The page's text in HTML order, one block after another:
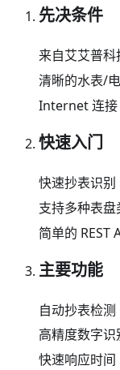
先决条件
来自艾艾普科
清晰的水表/
Internet 连接
快速入门
快速抄表识别
支持多种表盘
简单的 REST
主要功能
自动抄表检测
高精度数字识
快速响应时间